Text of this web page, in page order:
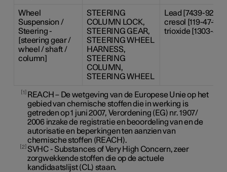
Wheel
Suspension /
Steering -
[steering gear /
wheel / shaft /
column]
STEERING
COLUMN LOCK,
STEERING GEAR,
STEERING WHEEL
HARNESS,
STEERING
COLUMN,
STEERING WHEEL
Lead [7439-92-
cresol [119-47-1],
trioxide [1303-86-
1
REACH – De wetgeving van de Europese Unie op het
gebied van chemische stoffen die in werking is
getreden op 1 juni 2007, Verordening (EG) nr. 1907/
2006 inzake de registratie en beoordeling van en de
autorisatie en beperkingen ten aanzien van
chemische stoffen (REACH).
2 SVHC - Substances of Very High Concern, zeer
zorgwekkende stoffen die op de actuele
kandidaatslijst (CL) staan.